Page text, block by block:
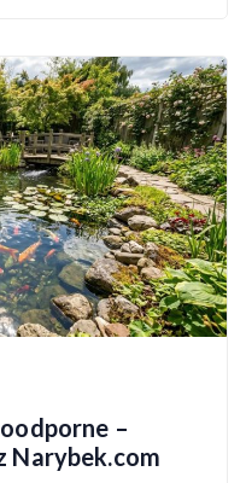
–
Narybek.com